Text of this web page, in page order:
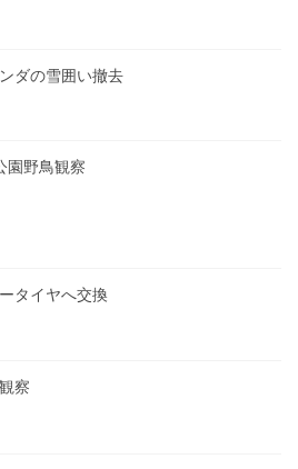
ダの雪囲い撤去
園野鳥観察
タイヤへ交換
察